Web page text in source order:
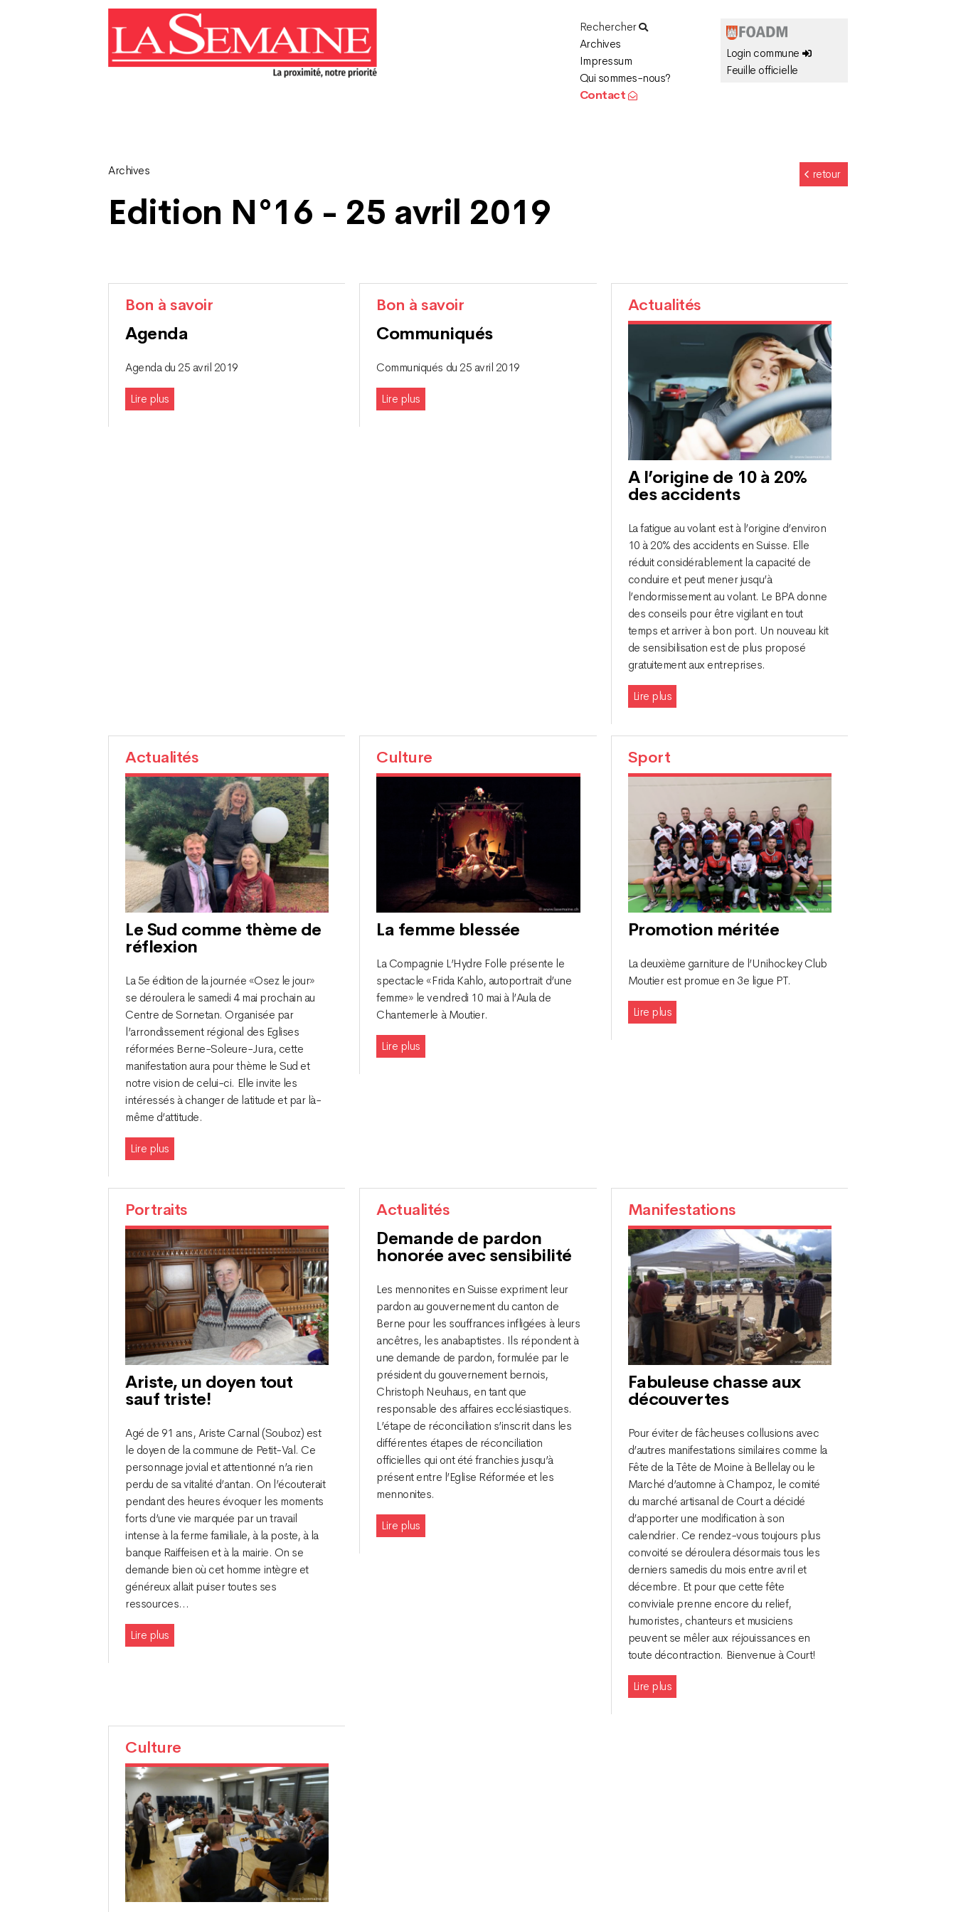
Rechercher
Archives
Impressum
Qui sommes-nous?
Contact
Login commune
Feuille officielle
Archives
Edition N°16 - 25 avril 2019
retour
Bon à savoir
Agenda
Agenda du 25 avril 2019
Lire plus
Bon à savoir
Communiqués
Communiqués du 25 avril 2019
Lire plus
Actualités
A l’origine de 10 à 20%
des accidents
La fatigue au volant est à l’origine d’environ
10 à 20% des accidents en Suisse. Elle
réduit considérablement la capacité de
conduire et peut mener jusqu’à
l’endormissement au volant. Le BPA donne
des conseils pour être vigilant en tout
temps et arriver à bon port. Un nouveau kit
de sensibilisation est de plus proposé
gratuitement aux entreprises.
Lire plus
Actualités
Le Sud comme thème de
réflexion
La 5e édition de la journée «Osez le jour»
se déroulera le samedi 4 mai prochain au
Centre de Sornetan. Organisée par
l’arrondissement régional des Eglises
réformées Berne-Soleure-Jura, cette
manifestation aura pour thème le Sud et
notre vision de celui-ci. Elle invite les
intéressés à changer de latitude et par là-
même d’attitude.
Lire plus
Culture
La femme blessée
La Compagnie L’Hydre Folle présente le
spectacle «Frida Kahlo, autoportrait d’une
femme» le vendredi 10 mai à l’Aula de
Chantemerle à Moutier.
Lire plus
Sport
Promotion méritée
La deuxième garniture de l’Unihockey Club
Moutier est promue en 3e ligue PT.
Lire plus
Portraits
Ariste, un doyen tout
sauf triste!
Agé de 91 ans, Ariste Carnal (Souboz) est
le doyen de la commune de Petit-Val. Ce
personnage jovial et attentionné n’a rien
perdu de sa vitalité d’antan. On l’écouterait
pendant des heures évoquer les moments
forts d’une vie marquée par un travail
intense à la ferme familiale, à la poste, à la
banque Raiffeisen et à la mairie. On se
demande bien où cet homme intègre et
généreux allait puiser toutes ses
ressources…
Lire plus
Actualités
Demande de pardon
honorée avec sensibilité
Les mennonites en Suisse expriment leur
pardon au gouvernement du canton de
Berne pour les souffrances infligées à leurs
ancêtres, les anabaptistes. Ils répondent à
une demande de pardon, formulée par le
président du gouvernement bernois,
Christoph Neuhaus, en tant que
responsable des affaires ecclésiastiques.
L’étape de réconciliation s’inscrit dans les
différentes étapes de réconciliation
officielles qui ont été franchies jusqu’à
présent entre l’Eglise Réformée et les
mennonites.
Lire plus
Manifestations
Fabuleuse chasse aux
découvertes
Pour éviter de fâcheuses collusions avec
d’autres manifestations similaires comme la
Fête de la Tête de Moine à Bellelay ou le
Marché d’automne à Champoz, le comité
du marché artisanal de Court a décidé
d’apporter une modification à son
calendrier. Ce rendez-vous toujours plus
convoité se déroulera désormais tous les
derniers samedis du mois entre avril et
décembre. Et pour que cette fête
conviviale prenne encore du relief,
humoristes, chanteurs et musiciens
peuvent se mêler aux réjouissances en
toute décontraction. Bienvenue à Court!
Lire plus
Culture